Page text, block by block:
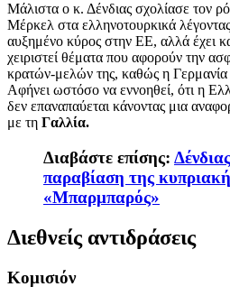
Μάλιστα ο κ. Δένδιας σχολίασε τον
Μέρκελ στα ελληνοτουρκικά
αυξημένο κύρος στην ΕΕ, αλλά έχει
χειριστεί θέματα που αφορούν την
κρατών-μελών της, καθώς η Γερμανία
Αφήνει ωστόσο να εννοηθεί, ότι η
δεν επαναπαύεται κάνοντας μια
με τη Γαλλία.
Διαβάστε επίσης:
παραβίαση της
«Μπαρμπαρός»
Διεθνείς αντιδράσεις
Κομισιόν